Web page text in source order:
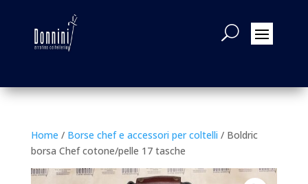
Home / Borse chef e accessori per coltelli / Boldric
borsa Chef cotone/pelle 17 tasche